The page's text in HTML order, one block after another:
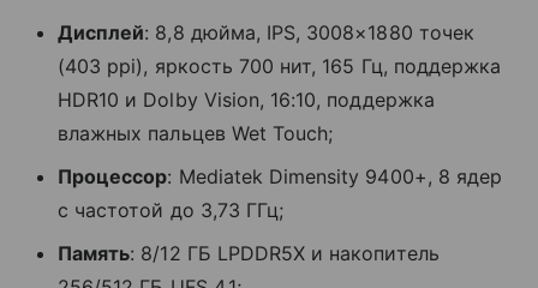
Дисплей: 8,8 дюйма, IPS, 3008×1880 точек
(403 ppi), яркость 700 нит, 165 Гц, поддержка
HDR10 и Dolby Vision, 16:10, поддержка
влажных пальцев Wet Touch;
Процессор: Mediatek Dimensity 9400+, 8 ядер
с частотой до 3,73 ГГц;
Память: 8/12 ГБ LPDDR5X и накопитель